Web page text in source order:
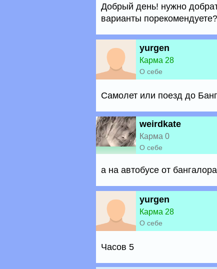
Добрый день! нужно
варианты порекомендуете?
yurgen
Карма 28
О себе
Самолет или поезд до
weirdkate
Карма 0
О себе
а на автобусе от
yurgen
Карма 28
О себе
Часов 5